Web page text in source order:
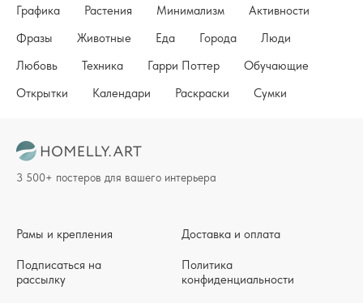
Графика
Растения Минимализм
Активности
Фразы
Животные Еда Города
Люди
Любовь
Техника Гарри Поттер
Обучающие
Открытки
Календари Раскраски Сумки
Рамы и крепления
Подписаться на
рассылку
Доставка и оплата
Политика
конфиденциальности
3 500+ постеров для вашего интерьера